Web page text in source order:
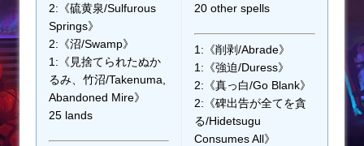
2:《硫黄泉/Sulfurous
Springs》
2:《沼/Swamp》
1:《見捨てられたぬか
るみ、竹沼/Takenuma,
Abandoned Mire》
25 lands
20 other spells
1:《削剥/Abrade》
1:《強迫/Duress》
2:《真っ白/Go Blank》
2:《碑出告が全てを貪
る/Hidetsugu
Consumes All》